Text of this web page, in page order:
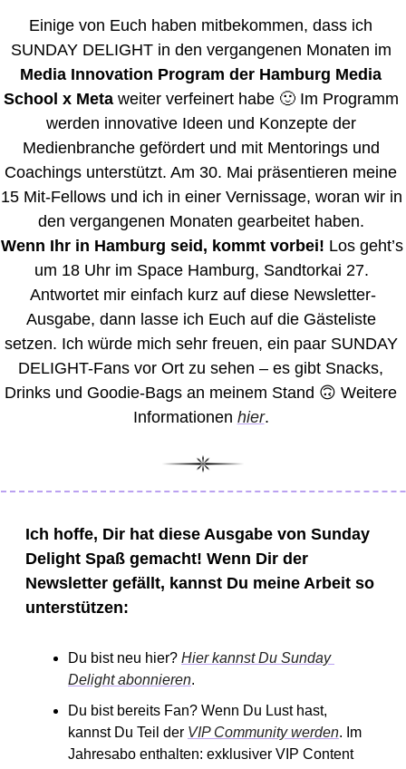
Einige von Euch haben mitbekommen, dass ich
Media Innovation Program der Hamburg Media
School x Meta weiter verfeinert habe 🙂 Im Programm
werden innovative Ideen und Konzepte der
Medienbranche gefördert und mit Mentorings und
Coachings unterstützt. Am 30. Mai präsentieren meine
15 Mit-Fellows und ich in einer Vernissage, woran wir in
den vergangenen Monaten gearbeitet haben.
Wenn Ihr in Hamburg seid, kommt vorbei! Los geht’s
um 18 Uhr im Space Hamburg, Sandtorkai 27.
Antwortet mir einfach kurz auf diese Newsletter-
Ausgabe, dann lasse ich Euch auf die Gästeliste
setzen. Ich würde mich sehr freuen, ein paar SUNDAY
DELIGHT-Fans vor Ort zu sehen – es gibt Snacks,
Drinks und Goodie-Bags an meinem Stand 🙃 Weitere
Informationen hier.
Ich hoffe, Dir hat diese Ausgabe von Sunday
Delight Spaß gemacht! Wenn Dir der
Newsletter gefällt, kannst Du meine Arbeit so
unterstützen:
Du bist neu hier? Hier kannst Du Sunday
Delight abonnieren.
Du bist bereits Fan? Wenn Du Lust hast,
kannst Du Teil der VIP Community werden. Im
Jahresabo enthalten: exklusiver VIP Content